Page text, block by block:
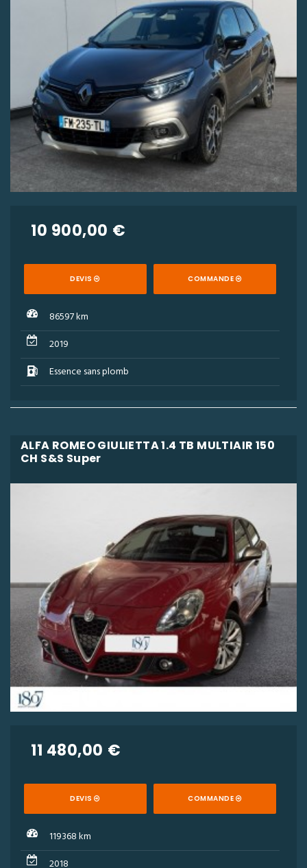
10 900,00 €
DEVIS COMMANDE
86597 km
2019
Essence sans plomb
ALFA ROMEO GIULIETTA 1.4 TB MULTIAIR 150
CH S&S Super
11 480,00 €
DEVIS COMMANDE
119368 km
2018